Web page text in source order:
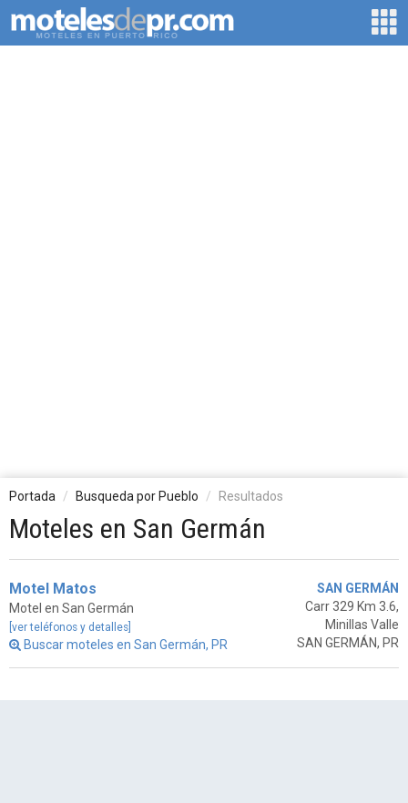
Portada Busqueda por Pueblo Resultados
Moteles en San Germán
Motel Matos
Motel en San Germán
[ver teléfonos y detalles]
Buscar moteles en San Germán, PR
SAN GERMÁN
Carr 329 Km 3.6,
Minillas Valle
SAN GERMÁN, PR